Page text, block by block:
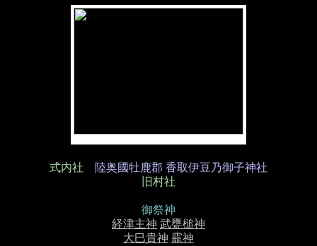
式内社
陸奥國牡鹿郡 香取伊豆乃御子神社
旧村社
御祭神
経津主神 武甕槌神
大巳貴神 靇神